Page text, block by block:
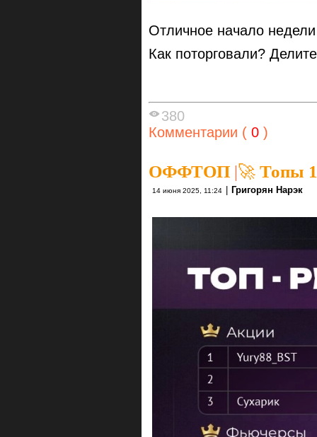
Отличное начало
Как поторговали?
380
Комментарии ( 0 )
ОФФТОП |🚀 Топы
14 июня 2025, 11:24 Григорян Нарэк